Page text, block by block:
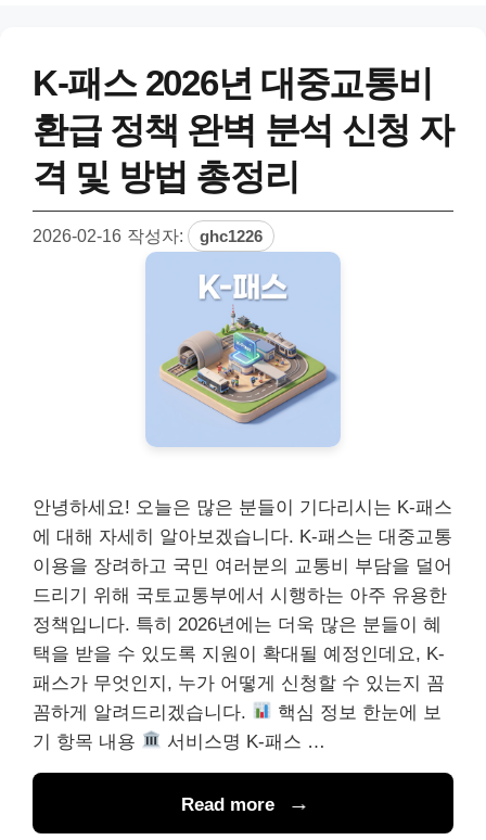
K-패스 2026년 대중교통비
환급 정책 완벽 분석 신청 자
격 및 방법 총정리
2026-02-16 작성자: ghc1226
안녕하세요! 오늘은 많은 분들이 기다리시는 K-패스
에 대해 자세히 알아보겠습니다. K-패스는 대중교통
이용을 장려하고 국민 여러분의 교통비 부담을 덜어
드리기 위해 국토교통부에서 시행하는 아주 유용한
정책입니다. 특히 2026년에는 더욱 많은 분들이 혜
택을 받을 수 있도록 지원이 확대될 예정인데요, K-
패스가 무엇인지, 누가 어떻게 신청할 수 있는지 꼼
꼼하게 알려드리겠습니다.
핵심 정보 한눈에 보
기 항목 내용
서비스명 K-패스 …
Read more